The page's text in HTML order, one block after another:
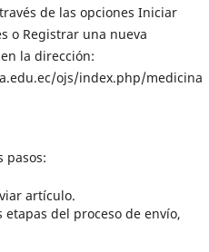
de las opciones Iniciar
o Registrar una nueva
la dirección:
ojs/index.php/medicina
pasos:
artículo.
del proceso de envío,